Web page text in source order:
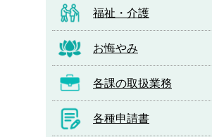
福祉・介護
お悔やみ
各課の取扱業務
各種申請書